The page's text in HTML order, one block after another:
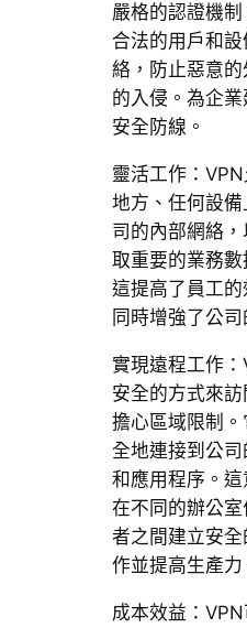
嚴格的認證機
合法的用戶和
絡，防止惡意
的入侵。為企
安全防線。
靈活工作：
地方、任何設
司的內部網絡
取重要的業務數
這提高了員工的
同時增強了公司
實現遠程工作
安全的方式來
擔心區域限制
全地連接到公
和應用程序。
在不同的辦公
者之間建立安
作並提高生產力
成本效益：